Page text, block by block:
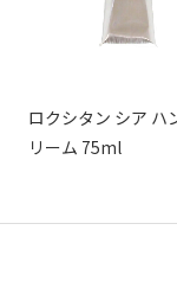
ロクシタン シア ハ
リーム 75ml